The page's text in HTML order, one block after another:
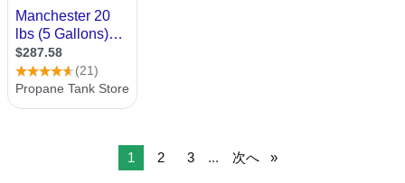
1 2 3 ... 次へ